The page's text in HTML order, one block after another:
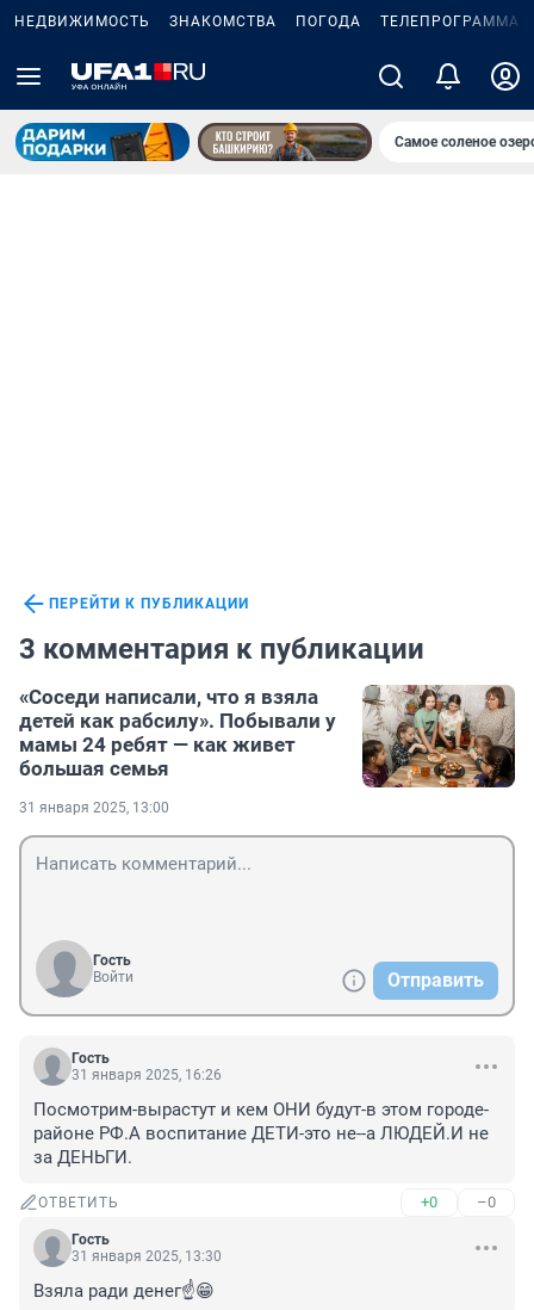
НЕДВИЖИМОСТЬ ЗНАКОМСТВА ПОГОДА ТЕЛЕПРОГРАММА
Самое соленое
ПЕРЕЙТИ К ПУБЛИКАЦИИ
3 комментария к публикации
«Соседи написали, что я взяла
детей как рабсилу». Побывали у
мамы 24 ребят — как живет
большая семья
31 января 2025, 13:00
Гость
Войти
Отправить
Гость
31 января 2025, 16:26
Посмотрим-вырастут и кем ОНИ будут-в этом городе-
районе РФ.А воспитание ДЕТИ-это не--а ЛЮДЕЙ.И не
за ДЕНЬГИ.
ОТВЕТИТЬ +0 –0
Гость
31 января 2025, 13:30
Взяла ради денег☝️😁